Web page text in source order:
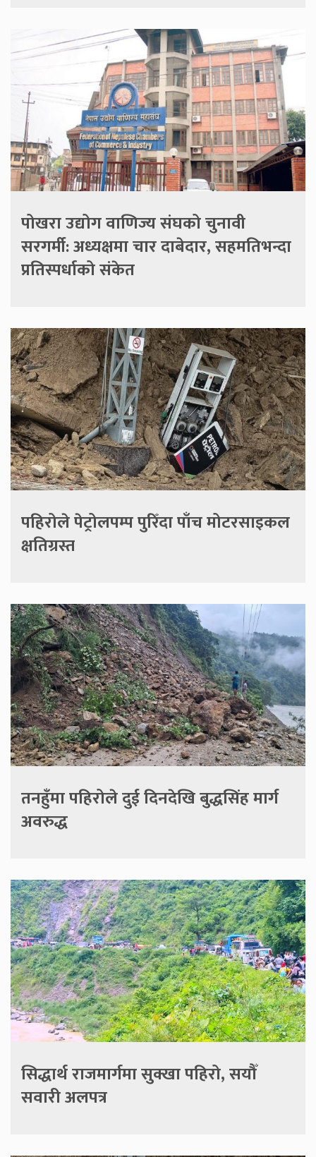
पोखरा उद्योग वाणिज्य संघको चुनावी
सरगर्मी: अध्यक्षमा चार दाबेदार, सहमतिभन्दा
प्रतिस्पर्धाको संकेत
पहिरोले पेट्रोलपम्प पुरिँदा पाँच मोटरसाइकल
क्षतिग्रस्त
तनहुँमा पहिरोले दुई दिनदेखि बुद्धसिंह मार्ग
अवरुद्ध
सिद्धार्थ राजमार्गमा सुक्खा पहिरो, सयौँ
सवारी अलपत्र